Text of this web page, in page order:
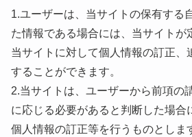
1.ユーザーは、当サイトの保有する
た情報である場合には、当サイトが
当サイトに対して個人情報の訂正、
することができます。
2.当サイトは、ユーザーから前項の
に応じる必要があると判断した場合
個人情報の訂正等を行うものとしま